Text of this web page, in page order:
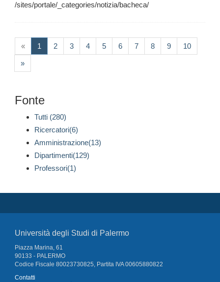
/sites/portale/_categories/notizia/bacheca/
« 1 (current)
2 3 4 5 6 7 8 9 10
»
Fonte
Tutti (280)
Ricercatori(6)
Amministrazione(13)
Dipartimenti(129)
Professori(1)
Università degli Studi di Palermo
Piazza Marina, 61
90133 - PALERMO
Codice Fiscale 80023730825, Partita IVA 00605880822
Contatti